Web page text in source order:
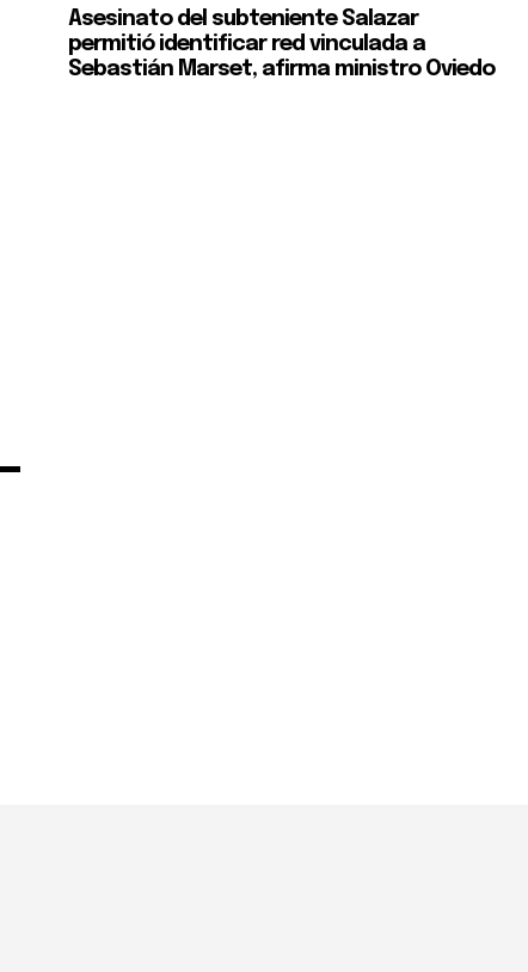
SUBSCRIBE
the
Asesinato del subteniente Salazar
permitió identificar red vinculada a
Sebastián Marset, afirma ministro Oviedo